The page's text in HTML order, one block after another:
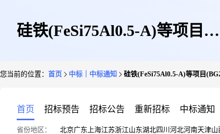
硅铁(FeSi75Al0.5-A)等项目
您当前的位置： 首页 中标｜中标通知 硅铁(FeSi75Al0.5-A)等项目
首页 招标预告 招标公告 重新招标 中标通知
省份地区： 北京广东 上海江苏浙江山东湖北四川 河北河南天津山